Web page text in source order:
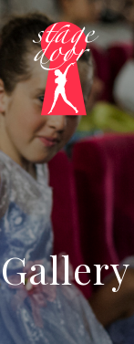
Gallery